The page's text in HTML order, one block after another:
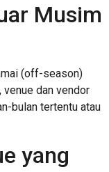
Musim
(off-season)
venue dan vendor
bulan tertentu atau
yang